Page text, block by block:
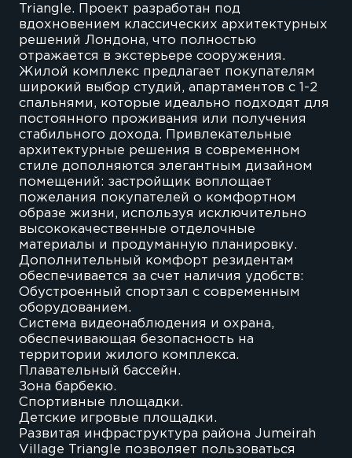
Triangle. Проект разработан под
вдохновением классических архитектурных
решений Лондона, что полностью
отражается в экстерьере сооружения.
Жилой комплекс предлагает покупателям
широкий выбор студий, апартаментов с 1-2
спальнями, которые идеально подходят для
постоянного проживания или получения
стабильного дохода. Привлекательные
архитектурные решения в современном
стиле дополняются элегантным дизайном
помещений: застройщик воплощает
пожелания покупателей о комфортном
образе жизни, используя исключительно
высококачественные отделочные
материалы и продуманную планировку.
Дополнительный комфорт резидентам
обеспечивается за счет наличия удобств:
Обустроенный спортзал с современным
оборудованием.
Система видеонаблюдения и охрана,
обеспечивающая безопасность на
территории жилого комплекса.
Плавательный бассейн.
Зона барбекю.
Спортивные площадки.
Детские игровые площадки.
Развитая инфраструктура района Jumeirah
Village Triangle позволяет пользоваться